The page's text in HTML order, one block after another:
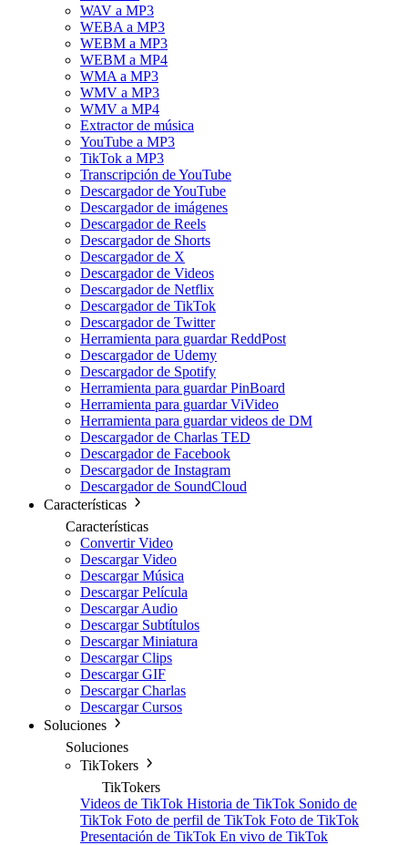
WAV a MP3
WEBA a MP3
WEBM a MP3
WEBM a MP4
WMA a MP3
WMV a MP3
WMV a MP4
Extractor de música
YouTube a MP3
TikTok a MP3
Transcripción de YouTube
Descargador de YouTube
Descargador de imágenes
Descargador de Reels
Descargador de Shorts
Descargador de X
Descargador de Videos
Descargador de Netflix
Descargador de TikTok
Descargador de Twitter
Herramienta para guardar ReddPost
Descargador de Udemy
Descargador de Spotify
Herramienta para guardar PinBoard
Herramienta para guardar ViVideo
Herramienta para guardar videos de DM
Descargador de Charlas TED
Descargador de Facebook
Descargador de Instagram
Descargador de SoundCloud
Características
Características
Convertir Video
Descargar Video
Descargar Música
Descargar Película
Descargar Audio
Descargar Subtítulos
Descargar Miniatura
Descargar Clips
Descargar GIF
Descargar Charlas
Descargar Cursos
Soluciones
Soluciones
TikTokers
TikTokers
Videos de TikTok Historia de TikTok Sonido de
TikTok Foto de perfil de TikTok Foto de TikTok
Presentación de TikTok En vivo de TikTok